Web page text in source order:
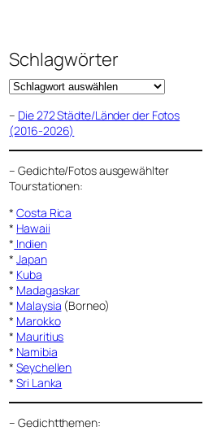
Schlagwörter
– Die 272 Städte/Länder der Fotos
(2016-2026)
–Gedichte/Fotos ausgewählter
Tourstationen:
*Costa Rica
* Hawaii
* Indien
*Japan
* Kuba
* Madagaskar
* Malaysia (Borneo)
* Marokko
* Mauritius
* Namibia
*Seychellen
*Sri Lanka
–Gedichtthemen: